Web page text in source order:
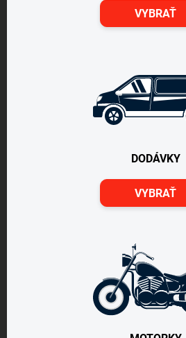
VYBRAŤ
DODÁVKY
VYBRAŤ